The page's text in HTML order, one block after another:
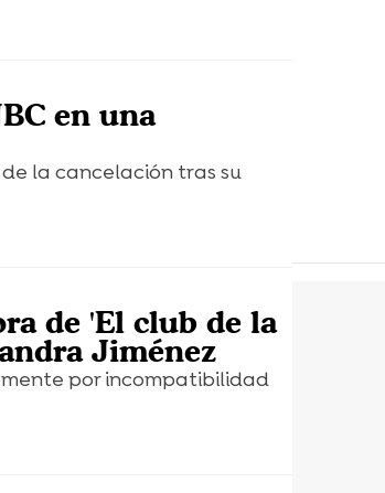
en una
la cancelación tras su
de 'El club de la
Jiménez
por incompatibilidad